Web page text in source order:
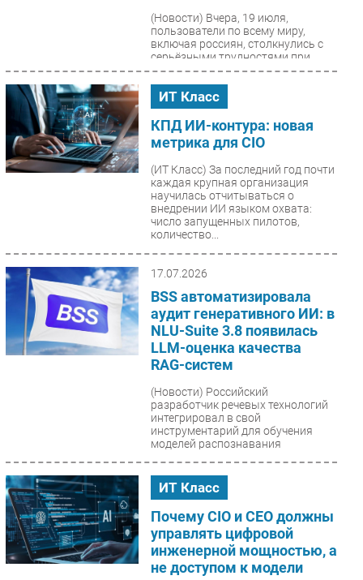
(Новости) Вчера, 19 июля,
пользователи по всему миру,
включая россиян, столкнулись с
серьёзными трудностями при
использовании чат-бота от
OpenAI....
ИТ Класс
КПД ИИ-контура: новая
метрика для CIO
(ИТ Класс) За последний год почти
каждая крупная организация
научилась отчитываться о
внедрении ИИ языком охвата:
число запущенных пилотов,
количество...
17.07.2026
BSS автоматизировала
аудит генеративного ИИ: в
NLU-Suite 3.8 появилась
LLM-оценка качества
RAG-систем
(Новости) Российский
разработчик речевых технологий
интегрировал в свой
инструментарий для обучения
моделей распознавания
ИТ Класс
Почему CIO и CEO должны
управлять цифровой
инженерной мощностью, а
не доступом к модели